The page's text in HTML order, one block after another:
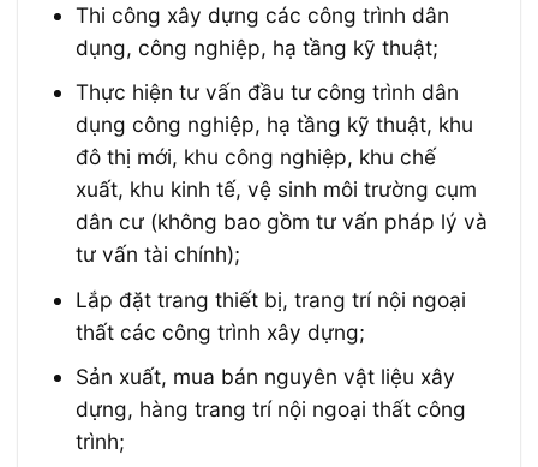
Thi công xây dựng các công trình dân
dụng, công nghiệp, hạ tầng kỹ thuật;
Thực hiện tư vấn đầu tư công trình dân
dụng công nghiệp, hạ tầng kỹ thuật, khu
đô thị mới, khu công nghiệp, khu chế
xuất, khu kinh tế, vệ sinh môi trường cụm
dân cư (không bao gồm tư vấn pháp lý và
tư vấn tài chính);
Lắp đặt trang thiết bị, trang trí nội ngoại
thất các công trình xây dựng;
Sản xuất, mua bán nguyên vật liệu xây
dựng, hàng trang trí nội ngoại thất công
trình;